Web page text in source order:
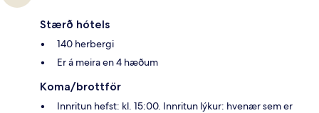
Stærð hótels
140 herbergi
Er á meira en 4 hæðum
Koma/brottför
Innritun hefst: kl. 15:00. Innritun lýkur: hvenær sem er